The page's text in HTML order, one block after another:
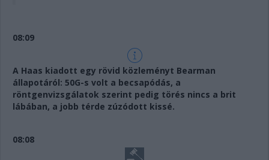
08:09
A Haas kiadott egy rövid közleményt Bearman
állapotáról: 50G-s volt a becsapódás, a
röntgenvizsgálatok szerint pedig törés nincs a brit
lábában, a jobb térde zúzódott kissé.
08:08